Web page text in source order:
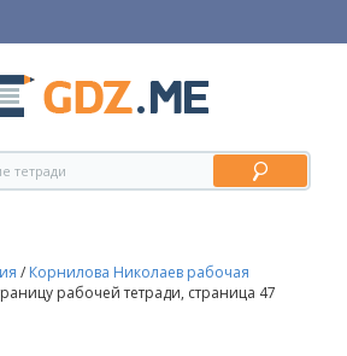
/ Корнилова Николаев рабочая
рабочей тетради, страница 47